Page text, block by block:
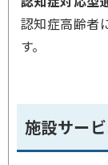
認知症高齢者
す。
施設サー